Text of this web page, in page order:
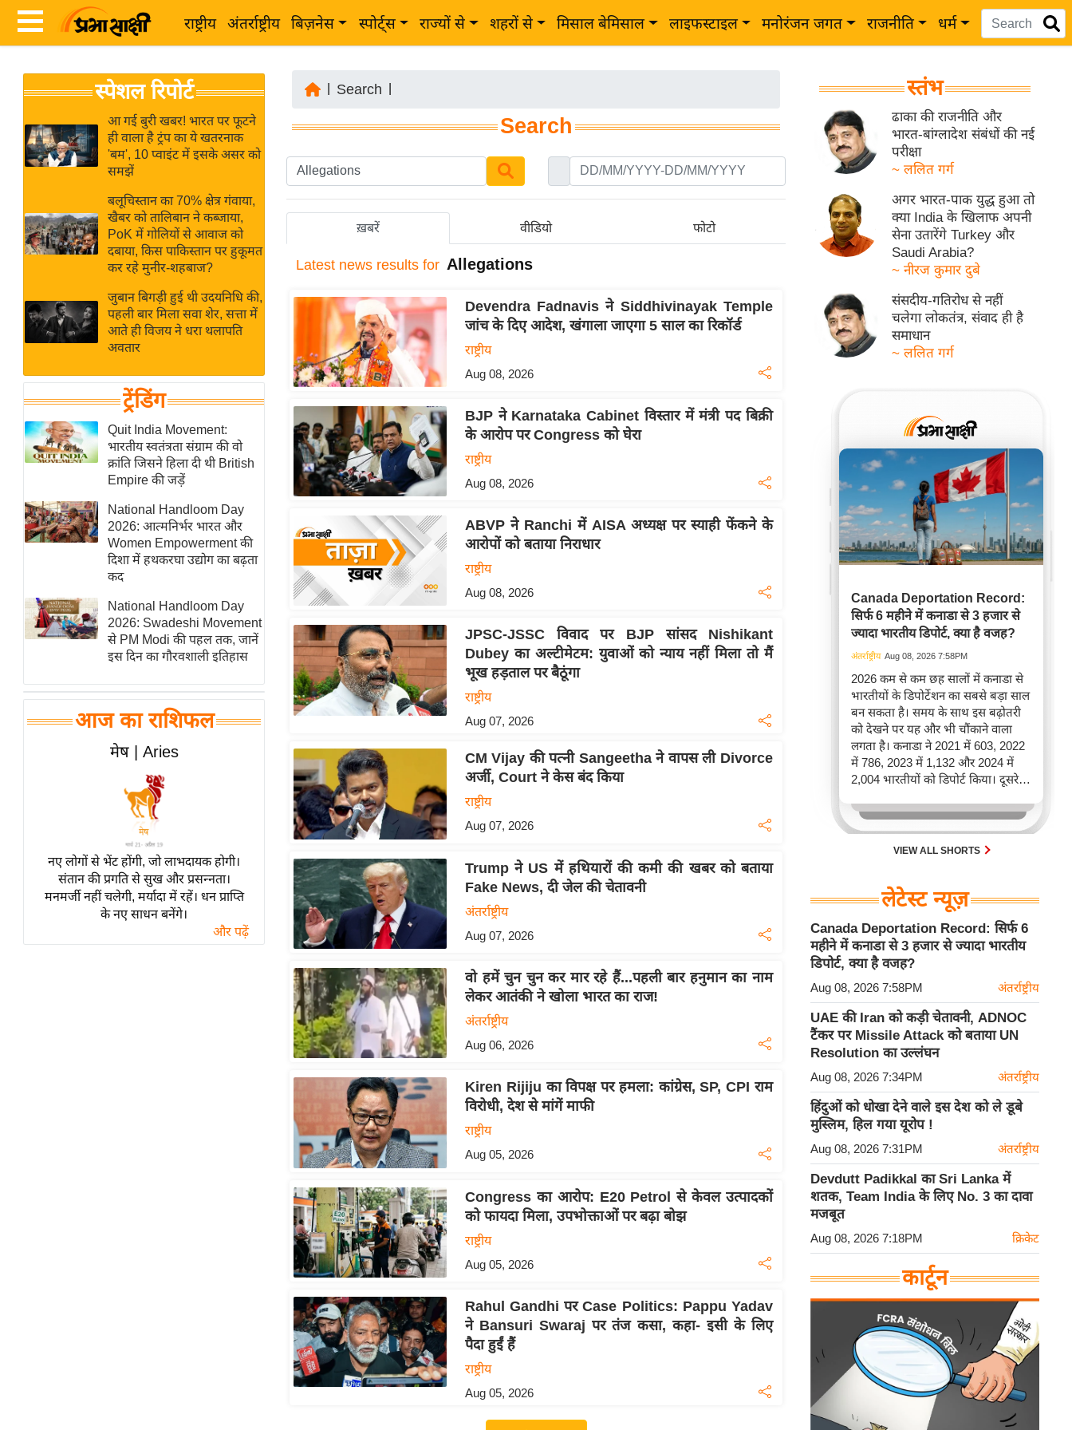
राष्ट्रीय अंतर्राष्ट्रीय बिज़नेस स्पोर्ट्स राज्यों से शहरों से मिसाल बेमिसाल लाइफस्टाइल मनोरंजन जगत राजनीति धर्म
News
Hindi
Live
News in
Hindi
News
Hindi
Videos
ख
ब
र
अंतर्राष्ट्रीय
बिज़नेस
विशेषज्ञ
राय
खेल
क्रिकेट
IPL
2026
ई-पेपर
मिसाल बेमिसाल
शख्सियत
यंग इंडिया
साहित्य जगत
ऑटो वर्ल्ड
न्यूज ब्रीफ
बॉलीवुड
हॉलीवुड
फिल्म समीक्षा
लाइफस्टाइल
टेक्नॉलॉजी
ब्यूटी/फैशन
घरेलू नुस्खे
पर्यटन स्थल
फिटनेस मंत्रा
स्पेशल रिपोर्ट
आ गई बुरी खबर! भारत पर फूटने
ही वाला है ट्रंप का ये खतरनाक
'बम', 10 प्वाइंट में इसके असर को
समझें
बलूचिस्तान का 70% क्षेत्र गंवाया,
खैबर को तालिबान ने कब्जाया,
PoK में गोलियों से आवाज को
दबाया, किस पाकिस्तान पर हुकूमत
कर रहे मुनीर-शहबाज?
जुबान बिगड़ी हुई थी उदयनिधि की,
पहली बार मिला सवा शेर, सत्ता में
आते ही विजय ने धरा थलापति
अवतार
ट्रेंडिंग
Quit India Movement:
भारतीय स्वतंत्रता संग्राम की वो
क्रांति जिसने हिला दी थी British
Empire की जड़ें
National Handloom Day
2026: आत्मनिर्भर भारत और
Women Empowerment की
दिशा में हथकरघा उद्योग का बढ़ता
कद
National Handloom Day
2026: Swadeshi Movement
से PM Modi की पहल तक, जानें
इस दिन का गौरवशाली इतिहास
आज का राशिफल
मेष | Aries
नए लोगों से भेंट होंगी, जो लाभदायक होगी।
संतान की प्रगति से सुख और प्रसन्नता।
मनमर्जी नहीं चलेगी, मर्यादा में रहें। धन प्राप्ति
के नए साधन बनेंगे।
और पढ़ें
Search
Search
ख़बरें वीडियो फोटो
Latest news results for Allegations
Devendra Fadnavis ने Siddhivinayak Temple
जांच के दिए आदेश, खंगाला जाएगा 5 साल का रिकॉर्ड
राष्ट्रीय
Aug 08, 2026
BJP ने Karnataka Cabinet विस्तार में मंत्री पद बिक्री
के आरोप पर Congress को घेरा
राष्ट्रीय
Aug 08, 2026
ABVP ने Ranchi में AISA अध्यक्ष पर स्याही फेंकने के
आरोपों को बताया निराधार
राष्ट्रीय
Aug 08, 2026
JPSC-JSSC विवाद पर BJP सांसद Nishikant
Dubey का अल्टीमेटम: युवाओं को न्याय नहीं मिला तो मैं
भूख हड़ताल पर बैठूंगा
राष्ट्रीय
Aug 07, 2026
CM Vijay की पत्नी Sangeetha ने वापस ली Divorce
अर्जी, Court ने केस बंद किया
राष्ट्रीय
Aug 07, 2026
Trump ने US में हथियारों की कमी की खबर को बताया
Fake News, दी जेल की चेतावनी
अंतर्राष्ट्रीय
Aug 07, 2026
वो हमें चुन चुन कर मार रहे हैं...पहली बार हनुमान का नाम
लेकर आतंकी ने खोला भारत का राज!
अंतर्राष्ट्रीय
Aug 06, 2026
Kiren Rijiju का विपक्ष पर हमला: कांग्रेस, SP, CPI राम
विरोधी, देश से मांगें माफी
राष्ट्रीय
Aug 05, 2026
Congress का आरोप: E20 Petrol से केवल उत्पादकों
को फायदा मिला, उपभोक्ताओं पर बढ़ा बोझ
राष्ट्रीय
Aug 05, 2026
Rahul Gandhi पर Case Politics: Pappu Yadav
ने Bansuri Swaraj पर तंज कसा, कहा- इसी के लिए
पैदा हुईं हैं
राष्ट्रीय
Aug 05, 2026
स्तंभ
ढाका की राजनीति और
भारत-बांग्लादेश संबंधों की नई
परीक्षा
~ ललित गर्ग
अगर भारत-पाक युद्ध हुआ तो
क्या India के खिलाफ अपनी
सेना उतारेंगे Turkey और
Saudi Arabia?
~ नीरज कुमार दुबे
संसदीय-गतिरोध से नहीं
चलेगा लोकतंत्र, संवाद ही है
समाधान
~ ललित गर्ग
Canada Deportation Record:
सिर्फ 6 महीने में कनाडा से 3 हजार से
ज्यादा भारतीय डिपोर्ट, क्या है वजह?
अंतर्राष्ट्रीय Aug 08, 2026 7:58PM
2026 कम से कम छह सालों में कनाडा से
भारतीयों के डिपोर्टेशन का सबसे बड़ा साल
बन सकता है। समय के साथ इस बढ़ोतरी
को देखने पर यह और भी चौंकाने वाला
लगता है। कनाडा ने 2021 में 603, 2022
में 786, 2023 में 1,132 और 2024 में
2,004 भारतीयों को डिपोर्ट किया। दूसरे
पूरे साल की तुलना में 2026 की पहली
छमाही में ज़्यादा भारतीयों को वापस भेजा
VIEW ALL SHORTS
लेटेस्ट न्यूज़
Canada Deportation Record: सिर्फ 6
महीने में कनाडा से 3 हजार से ज्यादा भारतीय
डिपोर्ट, क्या है वजह?
Aug 08, 2026 7:58PM अंतर्राष्ट्रीय
UAE की Iran को कड़ी चेतावनी, ADNOC
टैंकर पर Missile Attack को बताया UN
Resolution का उल्लंघन
Aug 08, 2026 7:34PM अंतर्राष्ट्रीय
हिंदुओं को धोखा देने वाले इस देश को ले डूबे
मुस्लिम, हिल गया यूरोप !
Aug 08, 2026 7:31PM अंतर्राष्ट्रीय
Devdutt Padikkal का Sri Lanka में
शतक, Team India के लिए No. 3 का दावा
मजबूत
Aug 08, 2026 7:18PM क्रिकेट
कार्टून